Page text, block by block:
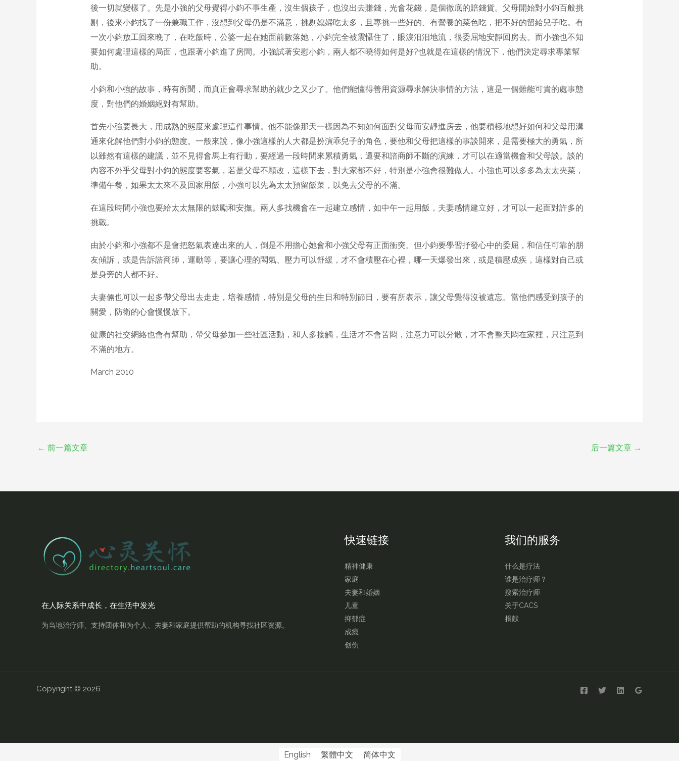
後一切就變樣了。先是小強的父母覺得小鈞不事生產，沒生個孩子，也沒出去賺錢，光會花錢，是個徹底的賠錢貨。父母開始對小鈞百般挑
剔，後來小鈞找了一份兼職工作，沒想到父母仍是不滿意，挑剔媳婦吃太多，且專挑一些好的、有營養的菜色吃，把不好的留給兒子吃。有
一次小鈞放工回來晚了，在吃飯時，公婆一起在她面前數落她，小鈞完全被震懾住了，眼淚汨汨地流，很委屈地安靜回房去。而小強也不知
要如何處理這樣的局面，也跟著小鈞進了房間。小強試著安慰小鈞，兩人都不曉得如何是好?也就是在這樣的情況下，他們決定尋求專業幫
助。
小鈞和小強的故事，時有所聞，而真正會尋求幫助的就少之又少了。他們能懂得善用資源尋求解決事情的方法，這是一個難能可貴的處事態
度，對他們的婚姻絕對有幫助。
首先小強要長大，用成熟的態度來處理這件事情。他不能像那天一樣因為不知如何面對父母而安靜進房去，他要積極地想好如何和父母用溝
通來化解他們對小鈞的態度。一般來說，像小強這樣的人大都是扮演乖兒子的角色，要他和父母把這樣的事談開來，是需要極大的勇氣，所
以雖然有這樣的建議，並不見得會馬上有行動，要經過一段時間來累積勇氣，還要和諮商師不斷的演練，才可以在適當機會和父母談。談的
內容不外乎父母對小鈞的態度要客氣，若是父母不願改，這樣下去，對大家都不好，特別是小強會很難做人。小強也可以多多為太太夾菜，
準備午餐，如果太太來不及回家用飯，小強可以先為太太預留飯菜，以免去父母的不滿。
在這段時間小強也要給太太無限的鼓勵和安撫。兩人多找機會在一起建立感情，如中午一起用飯，夫妻感情建立好，才可以一起面對許多的
挑戰。
由於小鈞和小強都不是會把怒氣表達出來的人，倒是不用擔心她會和小強父母有正面衝突。但小鈞要學習抒發心中的委屈，和信任可靠的朋
友傾訴，或是告訴諮商師，運動等，要讓心理的悶氣、壓力可以舒緩，才不會積壓在心裡，哪一天爆發出來，或是積壓成疾，這樣對自己或
是身旁的人都不好。
夫妻倆也可以一起多帶父母出去走走，培養感情，特別是父母的生日和特別節日，要有所表示，讓父母覺得沒被遺忘。當他們感受到孩子的
關愛，防衛的心會慢慢放下。
健康的社交網絡也會有幫助，帶父母參加一些社區活動，和人多接觸，生活才不會苦悶，注意力可以分散，才不會整天悶在家裡，只注意到
不滿的地方。
March 2010
← 前一篇文章 后一篇文章 →
在人际关系中成长，在生活中发光
为当地治疗师、支持团体和为个人、夫妻和家庭提供帮助的机构寻找社区资源。
快速链接
精神健康
家庭
夫妻和婚姻
儿童
抑郁症
成瘾
创伤
我们的服务
什么是疗法
谁是治疗师？
搜索治疗师
关于CACS
捐献
Copyright © 2026
English 繁體中文 简体中文